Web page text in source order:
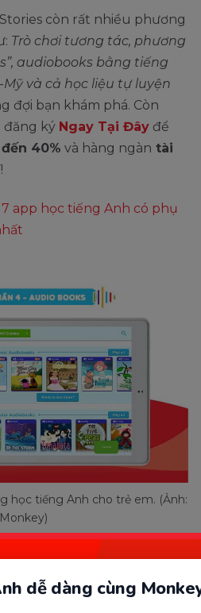
dễ dàng cùng
còn rất nhiều phương
Trò chơi tương tác, phương
audiobooks bằng tiếng
và cả học liệu tự luyện
đợi bạn khám phá. Còn
đăng ký Ngay Tại Đây để
40% và hàng ngàn tài
!
app học tiếng Anh có phụ
học tiếng Anh cho trẻ em. (Ảnh:
Monkey)
nhớ khi dạy
tiếng Anh